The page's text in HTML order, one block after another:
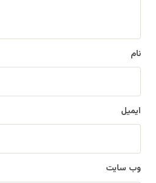
نام
ایمیل
وب‌ سایت